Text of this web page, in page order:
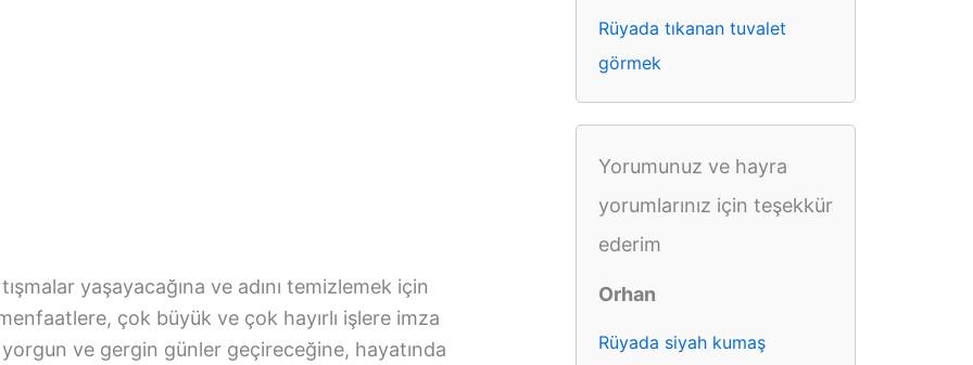
yaşayacağına ve adını temizlemek için
çok büyük ve çok hayırlı işlere imza
ve gergin günler geçireceğine, hayatında
Rüyada tıkanan tuvalet
görmek
Yorumunuz ve hayra
yorumlarınız için teşekkür
ederim
Orhan
Rüyada siyah kumaş